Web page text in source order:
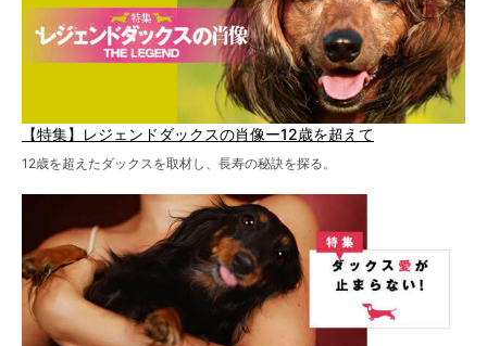
【特集】レジェンドダックスの肖像ー12歳を超えて
12歳を超えたダックスを取材し、長寿の秘訣を探る。